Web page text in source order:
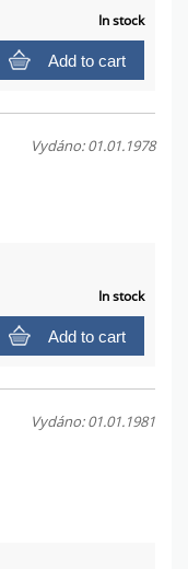
In stock
Add to cart
Vydáno: 01.01.1978
In stock
Add to cart
Vydáno: 01.01.1981